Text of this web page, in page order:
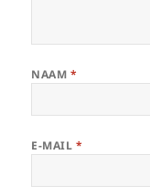
NAAM *
E-MAIL *